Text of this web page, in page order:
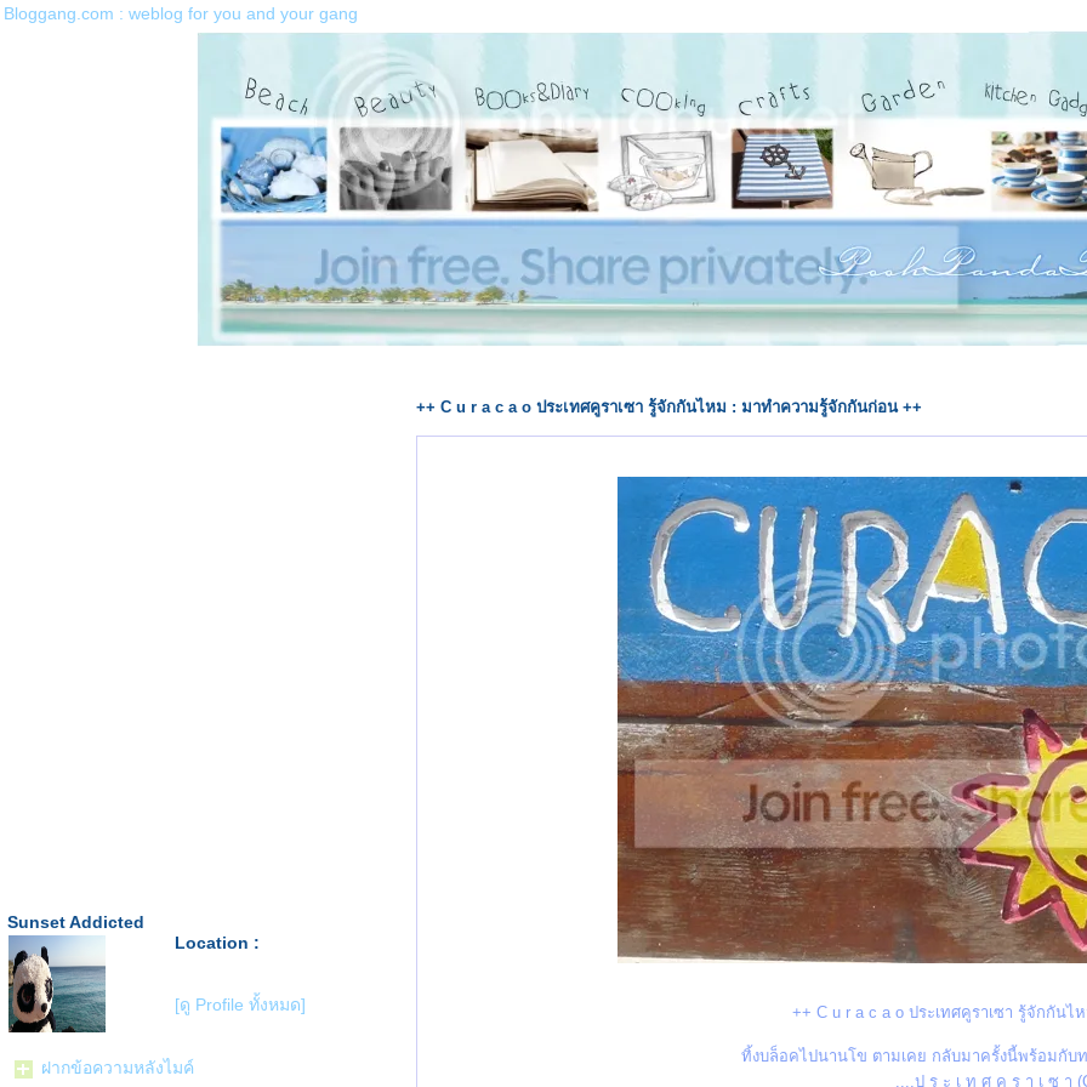
Bloggang.com : weblog for you and your gang
Sunset Addicted
Location :
[ดู Profile ทั้งหมด]
ฝากข้อความหลังไมค์
++ C u r a c a o ประเทศคูราเซา รู้จักกันไหม : มาทำความรู้จักกันก่อน ++
++ C u r a c a o ประเทศคูราเซา รู้จักกัน
ทิ้งบล็อคไปนานโข ตามเคย กลับมาครั้งนี้พร้อมกับ
....ป ร ะ เ ท ศ คู ร า เ ซ า